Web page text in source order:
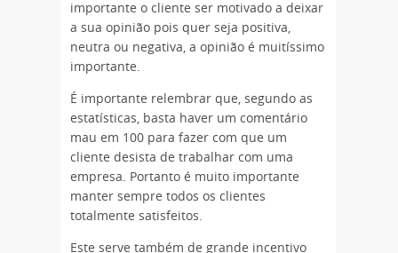
importante o cliente ser motivado a deixar
a sua opinião pois quer seja positiva,
neutra ou negativa, a opinião é muitíssimo
importante.
É importante relembrar que, segundo as
estatísticas, basta haver um comentário
mau em 100 para fazer com que um
cliente desista de trabalhar com uma
empresa. Portanto é muito importante
manter sempre todos os clientes
totalmente satisfeitos.
Este serve também de grande incentivo